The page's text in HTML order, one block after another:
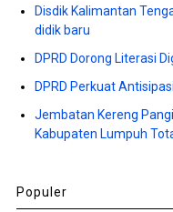
Disdik Kalimantan
didik baru
DPRD Dorong Literasi
DPRD Perkuat
Jembatan Kereng
Kabupaten Lumpuh
Populer